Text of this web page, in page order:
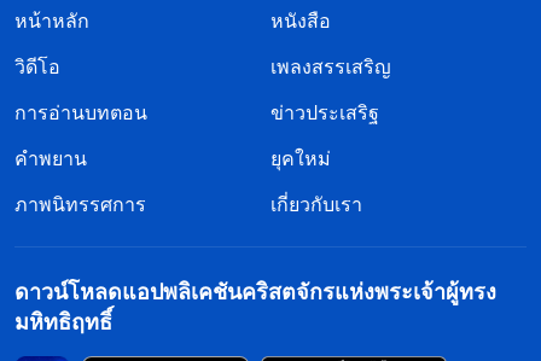
หน้าหลัก
หนังสือ
วิดีโอ
เพลงสรรเสริญ
การอ่านบทตอน
ข่าวประเสริฐ
คำพยาน
ยุคใหม่
ภาพนิทรรศการ
เกี่ยวกับเรา
ดาวน์โหลดแอปพลิเคชันคริสตจักรแห่งพระเจ้าผู้ทรง
มหิทธิฤทธิ์